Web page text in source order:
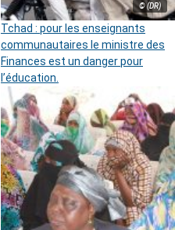
© (DR)
Tchad : pour les enseignants
communautaires le ministre des
Finances est un danger pour
l’éducation.